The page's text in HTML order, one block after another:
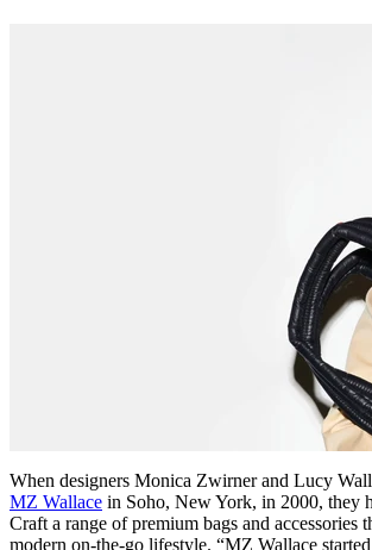
When designers Monica Zwirner and Lucy
MZ Wallace in Soho, New York, in 2000, they
Craft a range of premium bags and accessories
modern on-the-go lifestyle. “MZ Wallace